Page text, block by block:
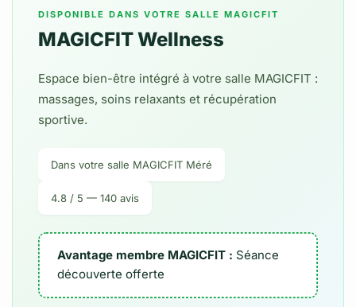
DISPONIBLE DANS VOTRE SALLE MAGICFIT
MAGICFIT Wellness
Espace bien-être intégré à votre salle MAGICFIT :
massages, soins relaxants et récupération
sportive.
Dans votre salle MAGICFIT Méré
4.8 / 5 — 140 avis
Avantage membre MAGICFIT : Séance
découverte offerte